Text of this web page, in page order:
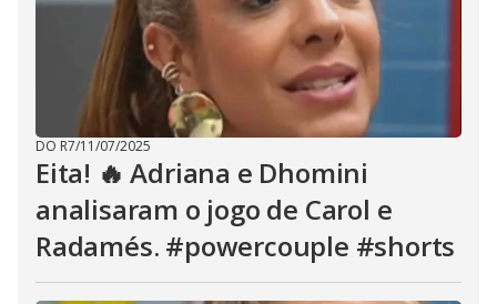
DO R7/11/07/2025
Eita! 🔥 Adriana e Dhomini
analisaram o jogo de Carol e
Radamés. #powercouple #shorts